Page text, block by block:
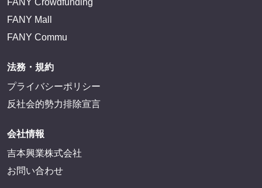
FANY Crowdfunding
FANY Mall
FANY Commu
法務・規約
プライバシーポリシー
反社会的勢力排除宣言
会社情報
吉本興業株式会社
お問い合わせ